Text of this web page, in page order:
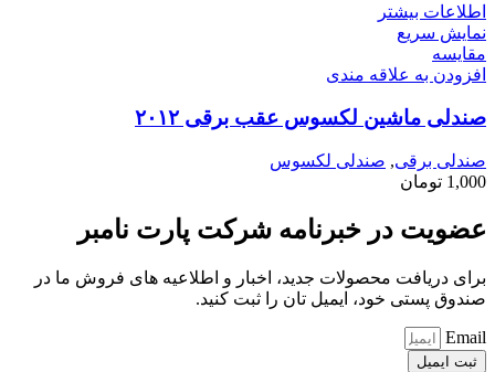
اطلاعات بیشتر
نمایش سریع
مقايسه
افزودن به علاقه مندی
صندلی ماشین لکسوس عقب برقی ۲۰۱۲
صندلی برقی, صندلی لکسوس
1,000 تومان
عضویت در خبرنامه شرکت پارت نامبر
برای دریافت محصولات جدید، اخبار و اطلاعیه های فروش ما در
صندوق پستی خود، ایمیل تان را ثبت کنید.
Email
ثبت ایمیل